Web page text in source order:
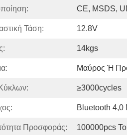
CE, MSDS,
Τάση: 12.8V
14kgs
Μαύρος Ή
≥3000cycles
Bluetooth 4,0
Προσφοράς: 100000pcs